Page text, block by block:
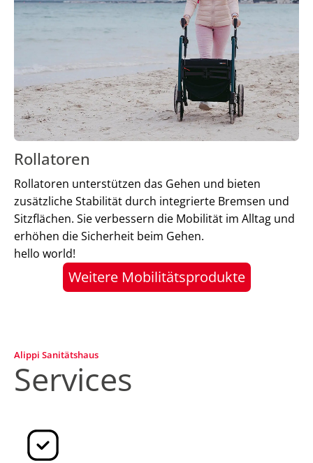
Rollatoren
Rollatoren unterstützen das Gehen und bieten
zusätzliche Stabilität durch integrierte Bremsen und
Sitzflächen. Sie verbessern die Mobilität im Alltag und
erhöhen die Sicherheit beim Gehen.
hello world!
Weitere Mobilitätsprodukte
Alippi Sanitätshaus
Services